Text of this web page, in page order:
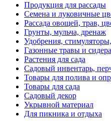
Продукция для рассады
Семена и луковичные
Рассада овощей, трав,
Грунты, мульча, дренаж
Удобрения,
Газонные травы и
Растения для сада
Садовый инвентарь,
Товары для полива и
Товары для сада
Садовый декор
Укрывной материал
Для пикника и отдыха